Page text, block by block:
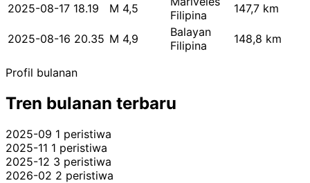
2025-08-17 18.19 M 4,5
Filipina
147,7 km
2025-08-16 20.35 M 4,9
Balayan
Filipina
148,8 km
Profil bulanan
Tren bulanan terbaru
2025-09 1 peristiwa
2025-11 1 peristiwa
2025-12 3 peristiwa
2026-02 2 peristiwa